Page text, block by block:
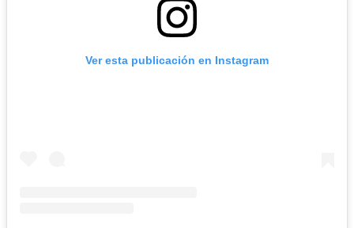
Ver esta publicación en Instagram